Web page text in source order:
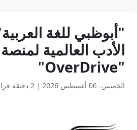
"أبوظبي للغة
الأدب العالمية لمنصة
"OverDrive"
الخميس، 06 أغسطس 2026 | 2 دقيقة قراءة